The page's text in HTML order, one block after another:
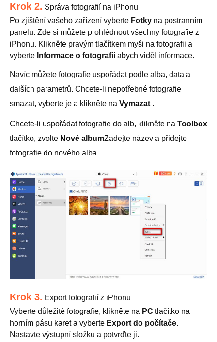
Krok 2. Správa fotografií na iPhonu
Po zjištění vašeho zařízení vyberte Fotky na postranním
panelu. Zde si můžete prohlédnout všechny fotografie z
iPhonu. Klikněte pravým tlačítkem myši na fotografii a
vyberte Informace o fotografii abych viděl informace.
Navíc můžete fotografie uspořádat podle alba, data a
dalších parametrů. Chcete-li nepotřebné fotografie
smazat, vyberte je a klikněte na Vymazat .
Chcete-li uspořádat fotografie do alb, klikněte na Toolbox
tlačítko, zvolte Nové albumZadejte název a přidejte
fotografie do nového alba.
Krok 3. Export fotografií z iPhonu
Vyberte důležité fotografie, klikněte na PC tlačítko na
horním pásu karet a vyberte Export do počítače.
Nastavte výstupní složku a potvrďte ji.